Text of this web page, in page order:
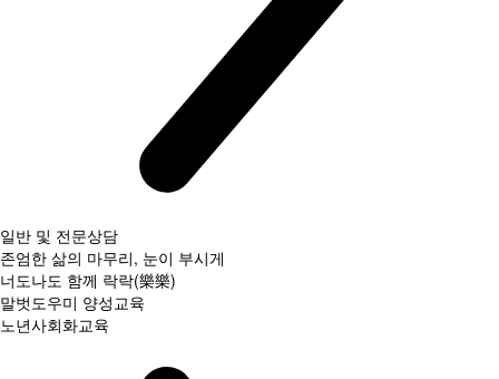
일반 및 전문상담
존엄한 삶의 마무리, 눈이 부시게
너도나도 함께 락락(樂樂)
말벗도우미 양성교육
노년사회화교육